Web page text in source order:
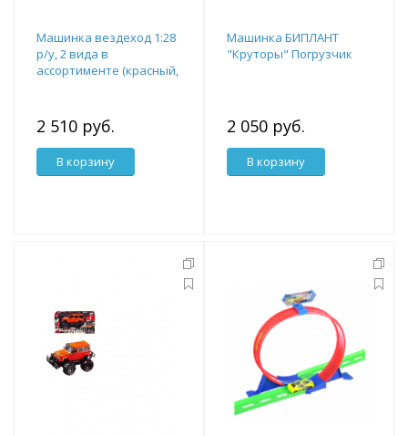
Машинка вездеход 1:28
р/у, 2 вида в
ассортименте (красный,
2 510 руб.
В корзину
Машинка БИПЛАНТ
"Круторы" Погрузчик
2 050 руб.
В корзину